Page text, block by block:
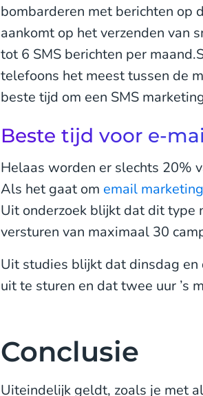
bombarderen met berichten op
aankomt op het verzenden van
tot 6 SMS berichten per
telefoons het meest tussen de
beste tijd om een SMS
Beste tijd voor e-
Helaas worden er slechts 20%
Als het gaat om email marketing
Uit onderzoek blijkt dat dit type
versturen van maximaal 30
Uit studies blijkt dat dinsdag
uit te sturen en dat twee uur ’s
Conclusie
Uiteindelijk geldt, zoals je met